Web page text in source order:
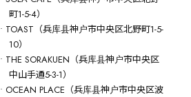
町1-5-4）
• TOAST（兵库县神户市中央区北野町1-5-
10）
• THE SORAKUEN（兵库县神户市中央区
中山手通5-3-1）
• OCEAN PLACE（兵库县神户市中央区波